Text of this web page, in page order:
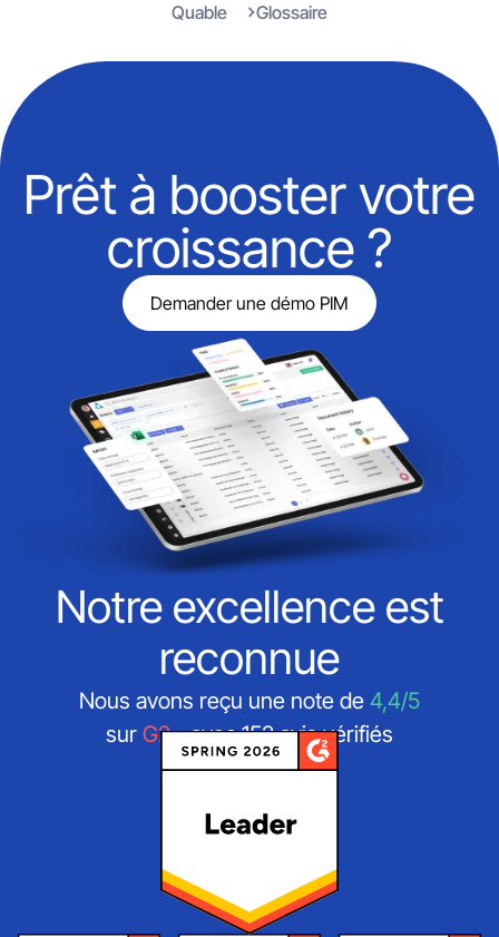
Quable Glossaire
Prêt à booster votre
croissance ?
Demander une démo PIM
Notre excellence est
reconnue
Nous avons reçu une note de 4,4/5
sur G2- avec 152 avis vérifiés